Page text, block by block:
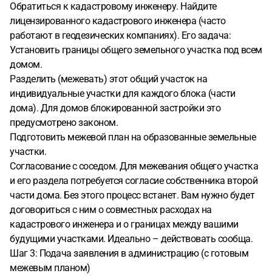
Обратиться к кадастровому инженеру. Найдите
лицензированного кадастрового инженера (часто
работают в геодезических компаниях). Его задача:
Установить границы общего земельного участка под всем
домом.
Разделить (межевать) этот общий участок на
индивидуальные участки для каждого блока (части
дома). Для домов блокированной застройки это
предусмотрено законом.
Подготовить межевой план на образованные земельные
участки.
Согласование с соседом. Для межевания общего участка
и его раздела потребуется согласие собственника второй
части дома. Без этого процесс встанет. Вам нужно будет
договориться с ним о совместных расходах на
кадастрового инженера и о границах между вашими
будущими участками. Идеально – действовать сообща.
Шаг 3: Подача заявления в администрацию (с готовым
межевым планом)